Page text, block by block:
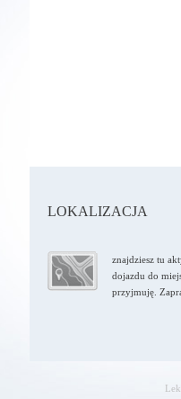
LOKALIZACJA
znajdziesz tu
dojazdu do
przyjmuję.